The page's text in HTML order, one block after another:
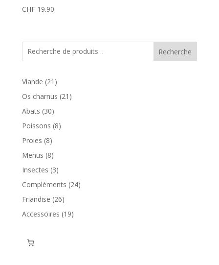
CHF19.90
Recherche
Viande 21 21
produits
Os charnus 21 21
Abats 3030
produits
Poissons 88
Proies 88
produits
Menus 88
produits
Insectes 33
produits
Compléments 2424
Friandise 2626
produits
Accessoires 1919